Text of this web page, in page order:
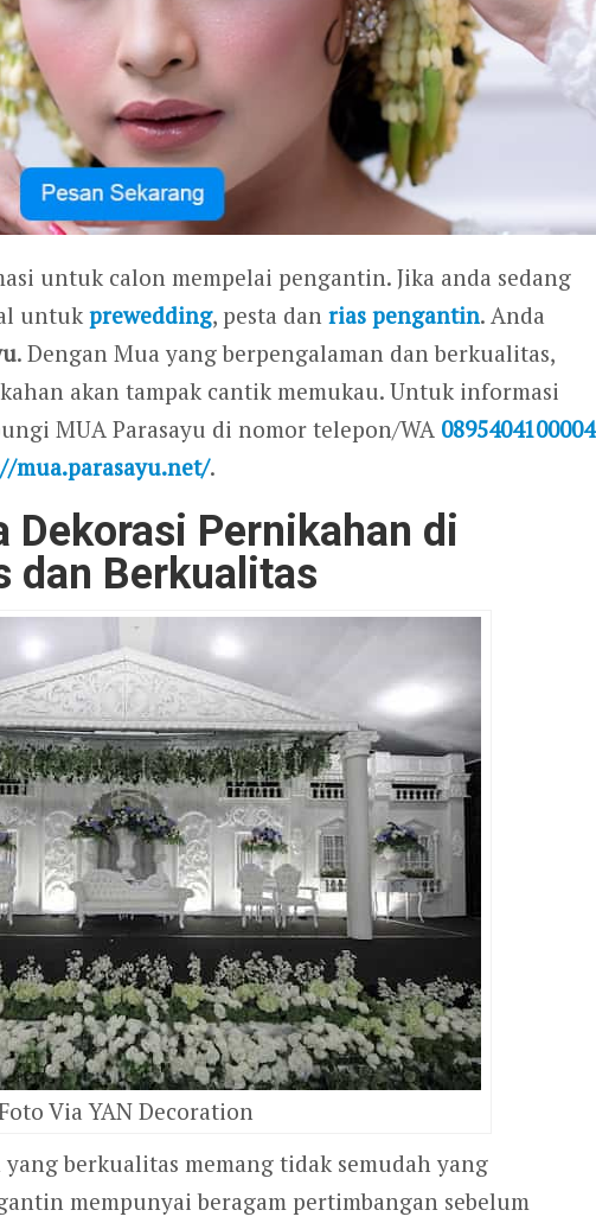
untuk calon mempelai pengantin. Jika anda sedang
untuk prewedding, pesta dan rias pengantin. Anda
. Dengan Mua yang berpengalaman dan berkualitas,
akan tampak cantik memukau. Untuk informasi
MUA Parasayu di nomor telepon/WA 0895404100004
mua.parasayu.net/.
Dekorasi Pernikahan di
dan Berkualitas
Via YAN Decoration
berkualitas memang tidak semudah yang
mempunyai beragam pertimbangan sebelum